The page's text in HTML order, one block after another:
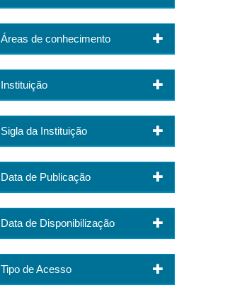
Áreas de conhecimento
Instituição
Sigla da Instituição
Data de Publicação
Data de Disponibilização
Tipo de Acesso